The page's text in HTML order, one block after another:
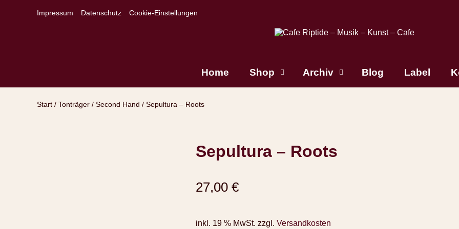
Home Shop Archiv Blog Label
Impressum Datenschutz
Cookie-Einstellungen
Start / Tonträger / Second Hand / Sepultura – Roots
Sepultura – Roots
27,00 €
inkl. 19 % MwSt. zzgl. Versandkosten